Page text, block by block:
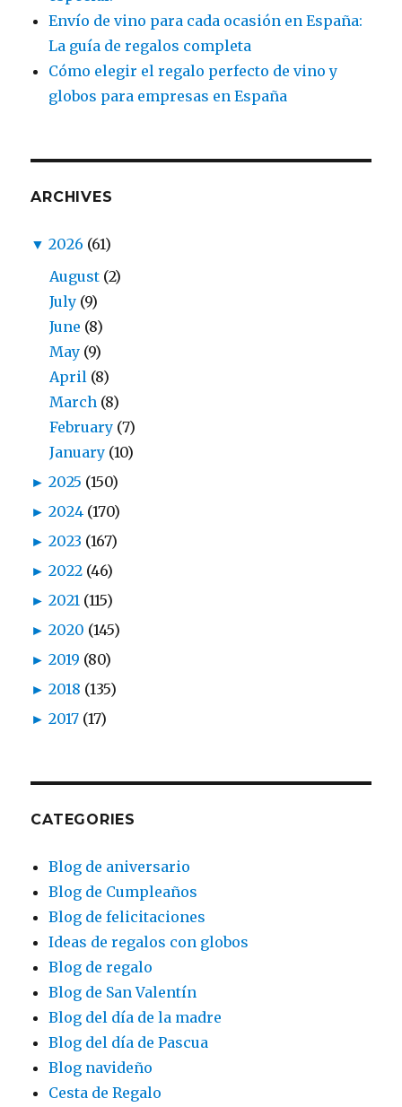
Envío de vino para cada ocasión en España:
La guía de regalos completa
Cómo elegir el regalo perfecto de vino y
globos para empresas en España
ARCHIVES
▼ 2026 (61)
August (2)
July (9)
June (8)
May (9)
April (8)
March (8)
February (7)
January (10)
► 2025 (150)
► 2024 (170)
► 2023 (167)
► 2022 (46)
► 2021 (115)
► 2020 (145)
► 2019 (80)
► 2018 (135)
► 2017 (17)
CATEGORIES
Blog de aniversario
Blog de Cumpleaños
Blog de felicitaciones
Ideas de regalos con globos
Blog de regalo
Blog de San Valentín
Blog del día de la madre
Blog del día de Pascua
Blog navideño
Cesta de Regalo